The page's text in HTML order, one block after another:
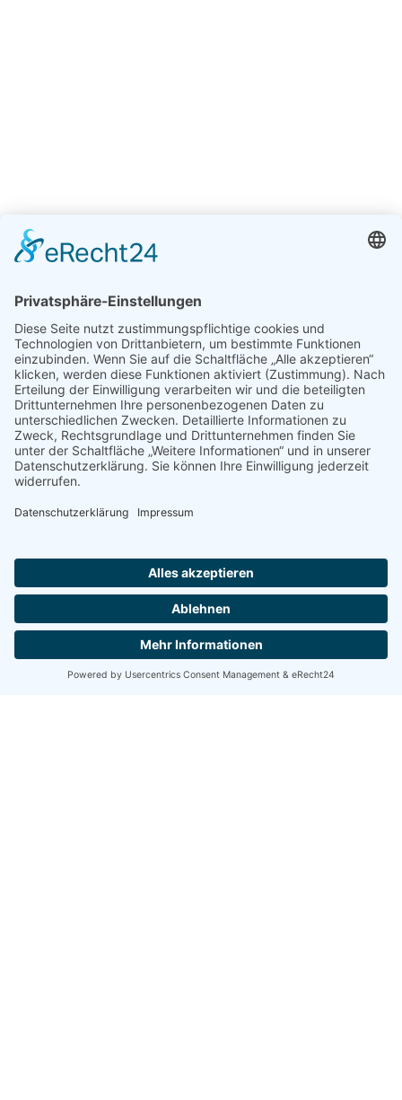
Angebote und Preiseje Camp-Termin
Je Termin 8 Reisetage mit Vollpension.
Unterbringung im Sporthostel Schubybeach.
€ 399,00
21.07. - 28.07.
28.07. - 04.08.